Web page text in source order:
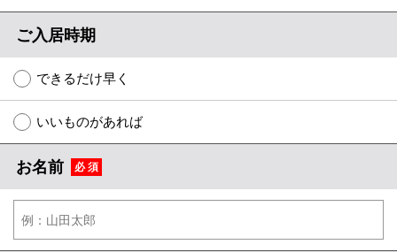
路線·駅から探す
IT重説について
スタッフ紹介
店舗情報·アクセス
会社概要
ご入居時期
できるだけ早く
いいものがあれば
お名前 必 須